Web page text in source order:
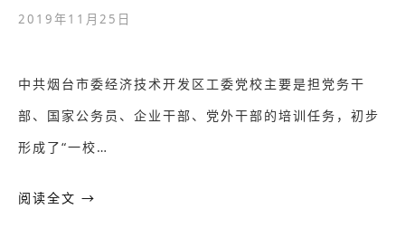
2019年11月25日
中共烟台市委经济技术开发区工委党校主要是担党务干
部、国家公务员、企业干部、党外干部的培训任务，初步
形成了“一校…
阅读全文 →